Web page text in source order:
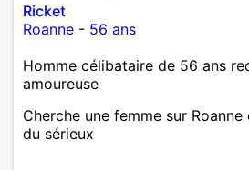
Ricket
Roanne - 56 ans
Homme célibataire de 56 ans
amoureuse
Cherche une femme sur
du sérieux